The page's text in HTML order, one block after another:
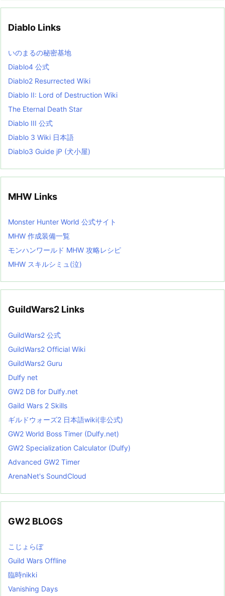
e
i
s
t
Diablo Links
いのまるの秘密基地
Diablo4 公式
Diablo2 Resurrected Wiki
Diablo II: Lord of Destruction Wiki
The Eternal Death Star
Diablo III 公式
Diablo 3 Wiki 日本語
Diablo3 Guide jP (犬小屋)
MHW Links
Monster Hunter World 公式サイト
MHW 作成装備一覧
モンハンワールド MHW 攻略レシピ
MHW スキルシミュ(泣)
GuildWars2 Links
GuildWars2 公式
GuildWars2 Official Wiki
GuildWars2 Guru
Dulfy net
GW2 DB for Dulfy.net
Gaild Wars 2 Skills
ギルドウォーズ2 日本語wiki(非公式)
GW2 World Boss Timer (Dulfy.net)
GW2 Specialization Calculator (Dulfy)
Advanced GW2 Timer
ArenaNet's SoundCloud
GW2 BLOGS
こじょらぼ
Guild Wars Offline
臨時nikki
Vanishing Days